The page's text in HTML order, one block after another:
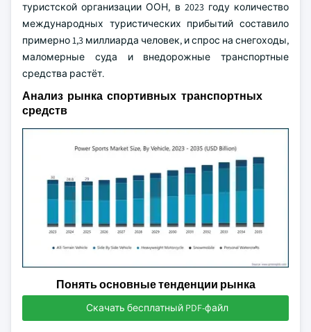
туристской организации ООН, в 2023 году количество
международных туристических прибытий составило
примерно 1,3 миллиарда человек, и спрос на снегоходы,
маломерные суда и внедорожные транспортные
средства растёт.
Анализ рынка спортивных транспортных
средств
Понять основные тенденции рынка
Скачать бесплатный PDF-файл